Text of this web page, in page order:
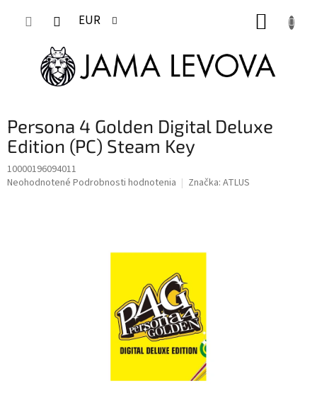
EUR
Persona 4 Golden Digital Deluxe
Edition (PC) Steam Key
10000196094011
Priemerné
Neohodnotené Podrobnosti hodnotenia Značka: ATLUS